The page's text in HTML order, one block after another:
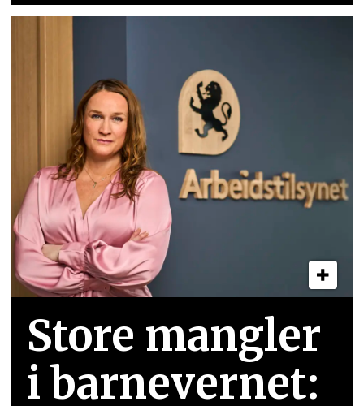
Store mangler
i barnevernet: